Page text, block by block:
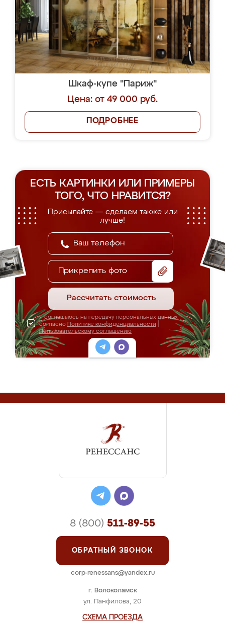
Шкаф-купе "Париж"
Цена: от 49 000 руб.
ПОДРОБНЕЕ
ЕСТЬ КАРТИНКИ ИЛИ ПРИМЕРЫ
ТОГО, ЧТО НРАВИТСЯ?
Присылайте — сделаем также или
лучше!
Прикрепить фото
Рассчитать стоимость
Я соглашаюсь на передачу персональных данных
согласно Политике конфиденциальности
Пользовательскому соглашению
г. Волоколамск
ул. Панфилова, 20
СХЕМА ПРОЕЗДА
8 (800) 511-89-55
ОБРАТНЫЙ ЗВОНОК
corp-renessans@yandex.ru